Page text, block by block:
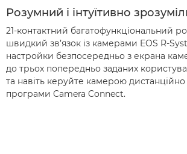
Розумний і інтуїтивно
21-контактний багатофункціональний
швидкий зв’язок із камерами EOS R-
настройки безпосередньо з екрана
до трьох попередньо заданих
та навіть керуйте камерою
програми Camera Connect.